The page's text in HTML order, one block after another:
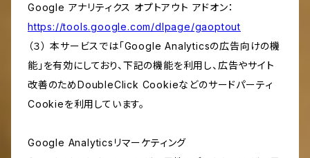
Google アナリティクス オプトアウト アドオン：
https://tools.google.com/dlpage/gaoptout
（３） 本サービスでは「Google Analyticsの広告向けの機
能」を有効にしており、下記の機能を利用し、広告やサイト
改善のためDoubleClick Cookieなどのサードパーティ
Cookieを利用しています。
Google Analyticsリマーケティング